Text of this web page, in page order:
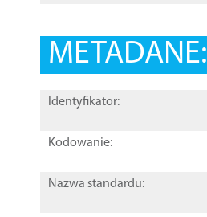
METADANE:
Identyfikator:
Kodowanie:
Nazwa standardu: